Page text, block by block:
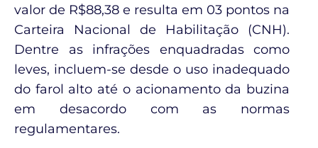
valor de R$88,38 e resulta em 03 pontos na
Carteira Nacional de Habilitação (CNH).
Dentre as infrações enquadradas como
leves, incluem-se desde o uso inadequado
do farol alto até o acionamento da buzina
em desacordo com as normas
regulamentares.